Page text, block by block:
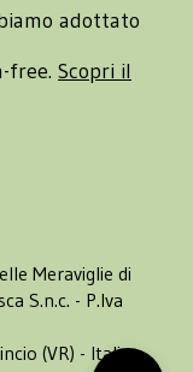
adottato
free. Scopri il
Meraviglie di
S.n.c. - P.Iva
(VR) - Italia -